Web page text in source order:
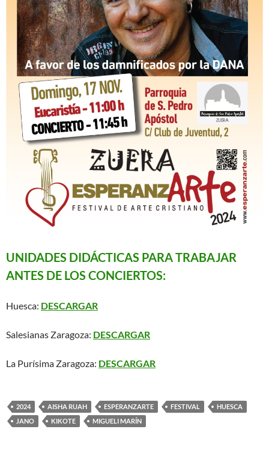
UNIDADES DIDÁCTICAS PARA TRABAJAR
ANTES DE LOS CONCIERTOS:
Huesca: DESCARGAR
Salesianas Zaragoza: DESCARGAR
La Purísima Zaragoza: DESCARGAR
2024 AISHA RUAH ESPERANZARTE FESTIVAL
HUESCA
JANO
KIKOTE MIGUELI MARÍN